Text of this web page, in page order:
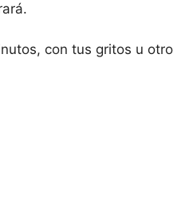
con tus gritos u otro